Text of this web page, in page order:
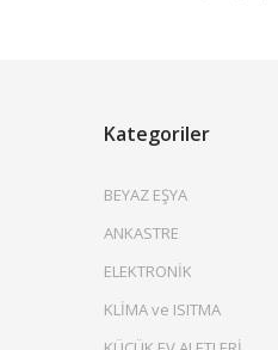
Kategoriler
BEYAZ EŞYA
ANKASTRE
ELEKTRONİK
KLİMA ve ISITMA